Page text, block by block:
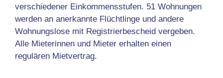
verschiedener Einkommensstufen. 51 Wohnungen
werden an anerkannte Flüchtlinge und andere
Wohnungslose mit Registrierbescheid vergeben.
Alle Mieterinnen und Mieter erhalten einen
regulären Mietvertrag.